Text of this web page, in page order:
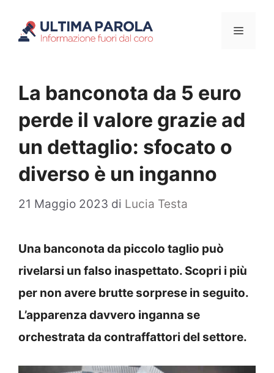
Menu
La banconota da 5 euro
perde il valore grazie ad
un dettaglio: sfocato o
diverso è un inganno
21 Maggio 2023 di Lucia Testa
Una banconota da piccolo taglio può
rivelarsi un falso inaspettato. Scopri i più
per non avere brutte sorprese in seguito.
L’apparenza davvero inganna se
orchestrata da contraffattori del settore.